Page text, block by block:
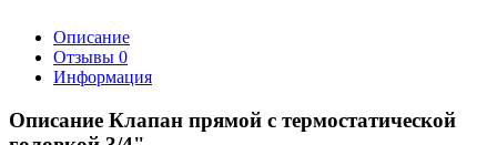
Описание
Отзывы 0
Информация
Описание Клапан прямой с термостатической